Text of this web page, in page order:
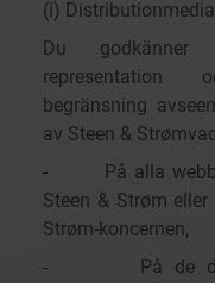
(i) Distributionmedia
Du godkänner
representation
begränsning
av Steen &
- På alla
Steen & Strøm
Strøm-koncernen,
- På de